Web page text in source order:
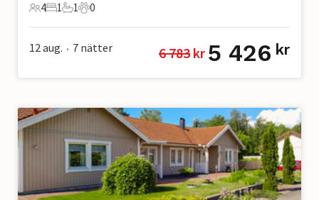
4 Gäster
4
1 Sovrum
1
1 Badrum
1
0 Husdjur
0
12 aug. • 7 nätter 6 783 kr 5 426 kr